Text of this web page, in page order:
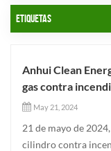
ETIQUETAS
Anhui Clean
gas contra
May 21, 2024
21 de mayo de
cilindro contra